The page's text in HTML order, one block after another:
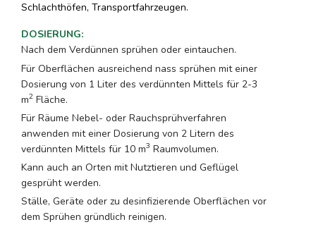
Schlachthöfen, Transportfahrzeugen.
DOSIERUNG:
Nach dem Verdünnen sprühen oder eintauchen.
Für Oberflächen ausreichend nass sprühen mit einer
Dosierung von 1 Liter des verdünnten Mittels für 2-3
m2 Fläche.
Für Räume Nebel- oder Rauchsprühverfahren
anwenden mit einer Dosierung von 2 Litern des
verdünnten Mittels für 10 m3 Raumvolumen.
Kann auch an Orten mit Nutztieren und Geflügel
gesprüht werden.
Ställe, Geräte oder zu desinfizierende Oberflächen vor
dem Sprühen gründlich reinigen.